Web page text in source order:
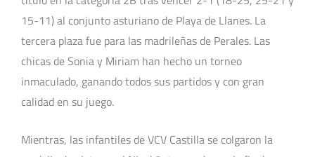
15-11) al conjunto asturiano de Playa de Llanes. La
tercera plaza fue para las madrileñas de Perales. Las
chicas de Sonia y Miriam han hecho un torneo
inmaculado, ganando todos sus partidos y con gran
calidad en su juego.
Mientras, las infantiles de VCV Castilla se colgaron la